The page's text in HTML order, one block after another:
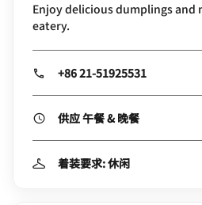
Enjoy delicious dumplings and
eatery.
+86 21-51925531
供应 午餐 & 晚餐
着装要求: 休闲